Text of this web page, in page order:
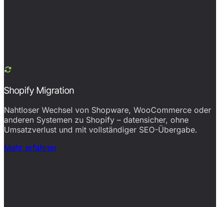
Shopify Migration
Nahtloser Wechsel von Shopware, WooCommerce oder
anderen Systemen zu Shopify – datensicher, ohne
Umsatzverlust und mit vollständiger SEO-Übergabe.
Mehr erfahren